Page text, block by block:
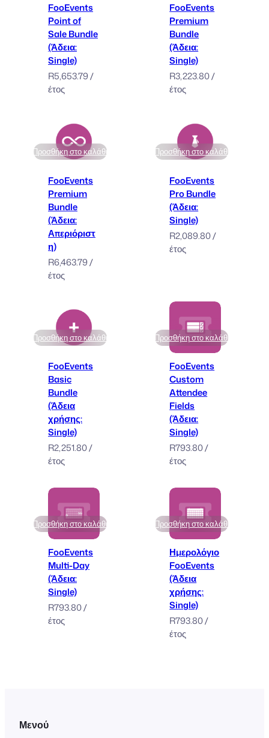
FooEvents
Point of
Sale Bundle
(Άδεια:
Single)
R5,653.79/
έτος
FooEvents
Premium
Bundle
(Άδεια:
Single)
R3,223.80/
έτος
Προσθήκη στο καλάθι
FooEvents
Premium
Bundle
(Άδεια:
Απεριόριστ
η)
R6,463.79/
έτος
Προσθήκη στο καλάθι
FooEvents
Pro Bundle
(Άδεια:
Single)
R2,089.80/
έτος
Προσθήκη στο καλάθι
FooEvents
Basic
Bundle
(Άδεια
χρήσης:
Single)
R2,251.80/
έτος
Προσθήκη στο καλάθι
FooEvents
Custom
Attendee
Fields
(Άδεια:
Single)
R793.80/
έτος
Προσθήκη στο καλάθι
FooEvents
Multi-Day
(Άδεια:
Single)
R793.80/
έτος
Προσθήκη στο καλάθι
Ημερολόγιο
FooEvents
(Άδεια
χρήσης:
Single)
R793.80/
έτος
Μενού